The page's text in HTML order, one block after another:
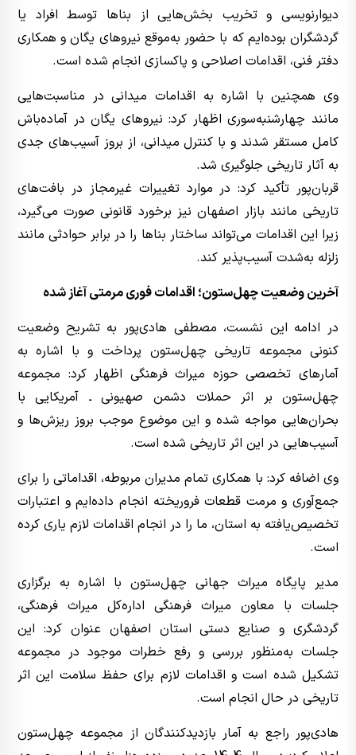
دیوارنویسی و تخریب بخش‌هایی از بناها توسط افراد یا
گردشگران بوده‌ایم که با حضور به‌موقع نیروهای یگان و همکاری
دفتر فنی، اقدامات اصلاحی و پاکسازی انجام شده است.
وی همچنین با اشاره به اقدامات میدانی در مناسبت‌هایی
مانند چهارشنبه‌سوری اظهار کرد: نیروهای یگان در آماده‌باش
کامل مستقر شدند و با کنترل میدانی، از بروز آسیب‌های جدی
به آثار تاریخی جلوگیری شد.
قربان‌پور تأکید کرد: در موارد تغییرات غیرمجاز در بافت‌های
تاریخی مانند بازار اصفهان نیز برخورد قانونی صورت می‌گیرد،
زیرا این اقدامات می‌تواند ساختار بناها را در برابر حوادثی مانند
زلزله به‌شدت آسیب‌پذیر کند.
آخرین وضعیت چهل‌ستون؛ اقدامات فوری مرمتی آغاز شده
در ادامه این نشست، مصطفی هادی‌پور به تشریح وضعیت
کنونی مجموعه تاریخی چهل‌ستون پرداخت و با اشاره به
آمارهای تخصصی حوزه میراث فرهنگی اظهار کرد: مجموعه
چهل‌ستون بر اثر حملات دشمن صهیونی ـ آمریکایی با
بحران‌هایی مواجه شده و این موضوع موجب بروز ریزش‌ها و
آسیب‌هایی در این اثر تاریخی شده است.
وی اضافه کرد: با همکاری تمام مدیران مربوطه، اقداماتی را برای
جمع‌آوری و مرمت قطعات فروریخته انجام داده‌ایم و اعتبارات
تخصیص‌یافته به استان، ما را در انجام اقدامات لازم یاری کرده
است.
مدیر پایگاه میراث جهانی چهل‌ستون با اشاره به برگزاری
جلسات با معاون میراث فرهنگی اداره‌کل میراث فرهنگی،
گردشگری و صنایع دستی استان اصفهان عنوان کرد: این
جلسات به‌منظور بررسی و رفع خطرات موجود در مجموعه
تشکیل شده است و اقدامات لازم برای حفظ سلامت این اثر
تاریخی در حال انجام است.
هادی‌پور راجع به آمار بازدیدکنندگان از مجموعه چهل‌ستون